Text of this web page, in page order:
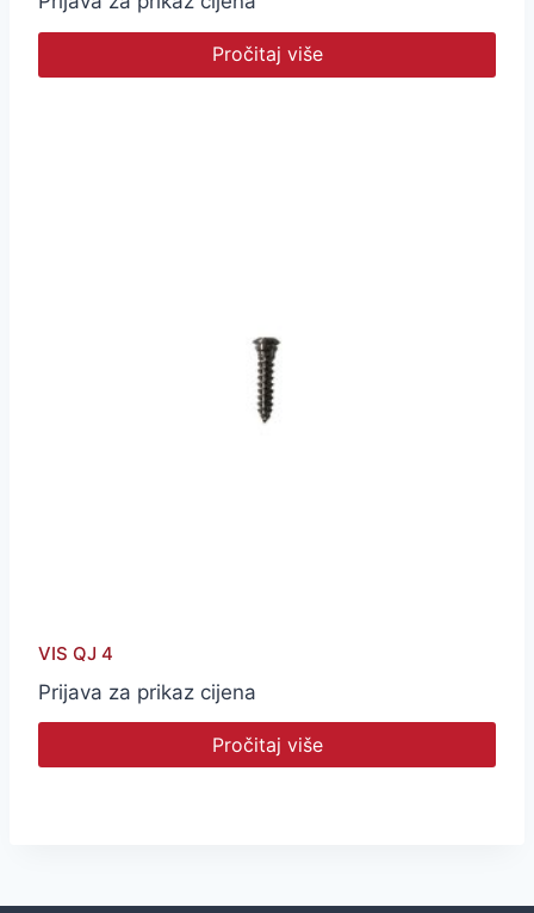
Pročitaj više
VIS QJ 4
Prijava za prikaz cijena
Pročitaj više